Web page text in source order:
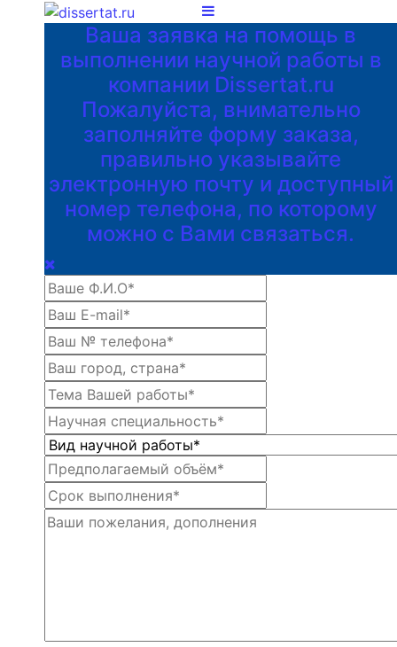
Ваша заявка на помощь в
выполнении научной работы в
компании Dissertat.ru
Пожалуйста, внимательно
заполняйте форму заказа,
правильно указывайте
электронную почту и доступный
номер телефона, по которому
можно с Вами связаться.